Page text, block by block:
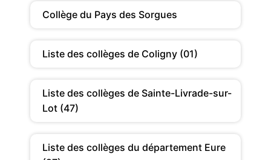
Collège du Pays des Sorgues
Liste des collèges de Coligny (01)
Liste des collèges de Sainte-Livrade-sur-
Lot (47)
Liste des collèges du département Eure